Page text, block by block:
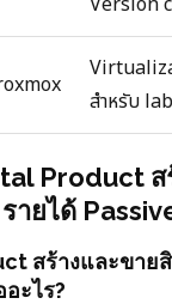
สำหรับ lab
Product ส
ายได้
สร้างและขาย
ะไร?